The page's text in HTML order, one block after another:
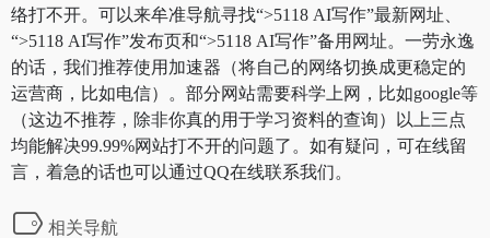
络打不开。可以来牟准导航寻找“>5118 AI写作”最新网址、
“>5118 AI写作”发布页和“>5118 AI写作”备用网址。一劳永逸
的话，我们推荐使用加速器（将自己的网络切换成更稳定的
运营商，比如电信）。部分网站需要科学上网，比如google等
（这边不推荐，除非你真的用于学习资料的查询）以上三点
均能解决99.99%网站打不开的问题了。如有疑问，可在线留
言，着急的话也可以通过QQ在线联系我们。
相关导航